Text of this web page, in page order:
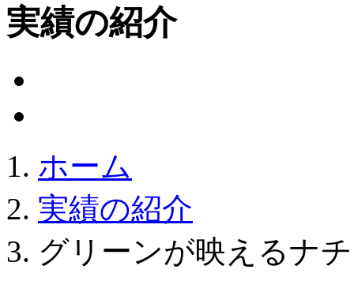
実績の紹介
ホーム
実績の紹介
グリーンが映えるナ